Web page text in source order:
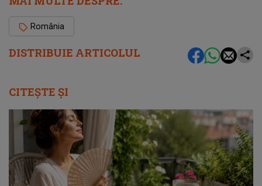
DISTRIBUIE ARTICOLUL
România
CITEȘTE ȘI